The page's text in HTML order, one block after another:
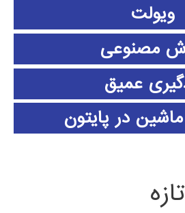
ویولت
مصنوعی
عمیق
در پایتون